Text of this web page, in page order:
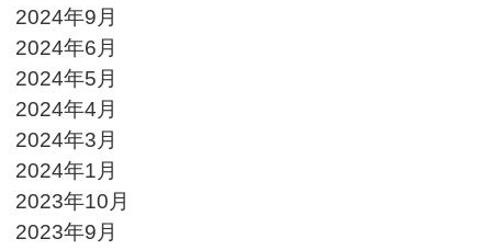
2024年9月
2024年6月
2024年5月
2024年4月
2024年3月
2024年1月
2023年10月
2023年9月